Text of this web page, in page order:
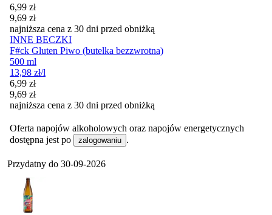
Cena promocyjna
6,99 zł
9,69 zł
najniższa cena z 30 dni przed obniżką
INNE BECZKI
F#ck Gluten Piwo (butelka bezzwrotna)
500 ml
13,98 zł/l
Cena promocyjna
6,99 zł
9,69 zł
najniższa cena z 30 dni przed obniżką
Oferta napojów alkoholowych oraz napojów energetycznych
dostępna jest po
zalogowaniu .
Przydatny do 30-09-2026